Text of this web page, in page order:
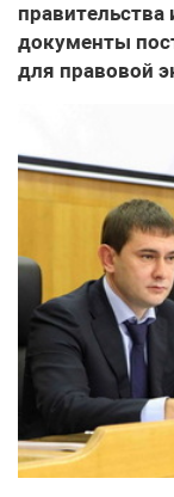
правительства
документы
для правовой